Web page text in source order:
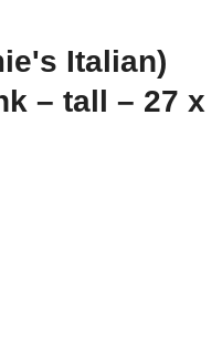
Italian)
– tall – 27 x